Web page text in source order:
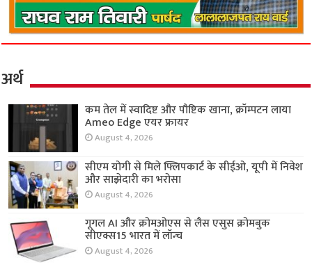
अर्थ
कम तेल में स्वादिष्ट और पौष्टिक खाना, क्रॉम्पटन लाया
Ameo Edge एयर फ्रायर
August 4, 2026
सीएम योगी से मिले फ्लिपकार्ट के सीईओ, यूपी में निवेश
और साझेदारी का भरोसा
August 4, 2026
गूगल AI और क्रोमओएस से लैस एसुस क्रोमबुक
सीएक्स15 भारत में लॉन्च
August 4, 2026